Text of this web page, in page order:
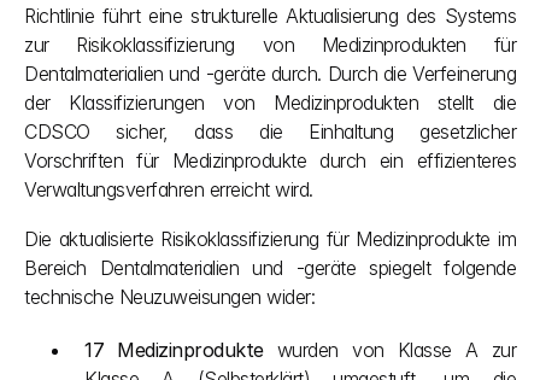
Richtlinie führt eine strukturelle Aktualisierung des Systems
zur Risikoklassifizierung von Medizinprodukten für
Dentalmaterialien und -geräte durch. Durch die Verfeinerung
der Klassifizierungen von Medizinprodukten stellt die
CDSCO sicher, dass die Einhaltung gesetzlicher
Vorschriften für Medizinprodukte durch ein effizienteres
Verwaltungsverfahren erreicht wird.
Die aktualisierte Risikoklassifizierung für Medizinprodukte im
Bereich Dentalmaterialien und -geräte spiegelt folgende
technische Neuzuweisungen wider:
17 Medizinprodukte wurden von Klasse A zur